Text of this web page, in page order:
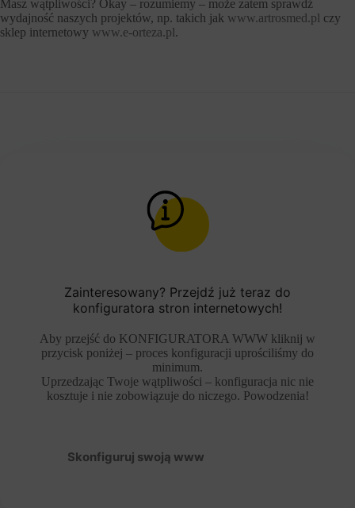
Masz wątpliwości? Okay – rozumiemy – może zatem sprawdź
wydajność naszych projektów, np. takich jak www.artrosmed.pl czy
sklep internetowy www.e-orteza.pl.
Zainteresowany? Przejdź już teraz do
konfiguratora stron internetowych!
Aby przejść do KONFIGURATORA WWW kliknij w
przycisk poniżej – proces konfiguracji uprościliśmy do
minimum.
Uprzedzając Twoje wątpliwości – konfiguracja nic nie
kosztuje i nie zobowiązuje do niczego. Powodzenia!
Skonfiguruj swoją www